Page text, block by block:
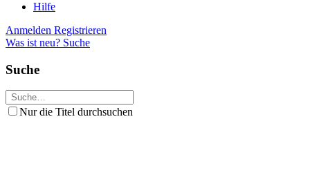
Hilfe
Anmelden Registrieren
Was ist neu? Suche
Suche
Nur die Titel durchsuchen